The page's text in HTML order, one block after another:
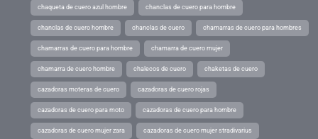
chaqueta de cuero azul hombre chanclas de cuero para hombre
chanclas de cuero hombre chanclas de cuero chamarras de cuero para hombres
chamarras de cuero para hombre chamarra de cuero mujer
chamarra de cuero hombre chalecos de cuero chaketas de cuero
cazadoras moteras de cuero cazadoras de cuero rojas
cazadoras de cuero para moto cazadoras de cuero para hombre
cazadoras de cuero mujer zara cazadoras de cuero mujer stradivarius